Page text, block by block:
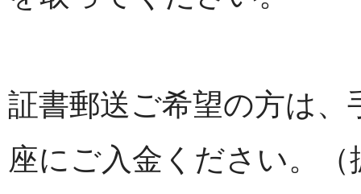
証書郵送ご希望の方は
座にご入金ください。